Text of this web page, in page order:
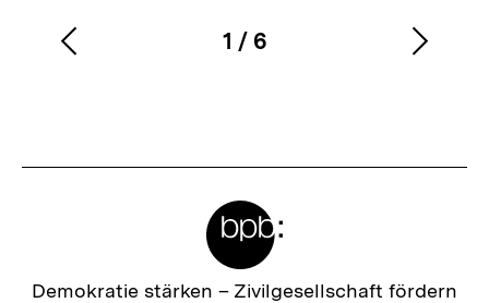
Karussellinhalt
1
von
/ 6
Vorherigen
Zur
Demokratie stärken – Zivilgesellschaft fördern